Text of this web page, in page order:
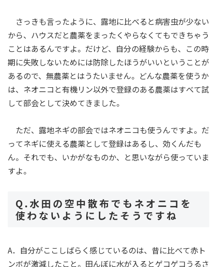
さっきも言ったように、露地に比べると病害虫が少ない
から、ハウスだと農薬をまったくやらなくてもできちゃう
ことはあるんですよ。だけど、自分の経験からも、この時
期に失敗しないためには防除したほうがいいということが
あるので、無農薬とはうたいません。どんな農薬を使うか
は、ネオニコと有機リン以外で登録のある農薬はすべて試
して部会として決めてきました。
ただ、露地ネギの部会ではネオニコも使うんですよ。だ
ってネギに使える農薬として登録はあるし、効くんだも
ん。それでも、いかがなものか、と思いながら使っていま
すよ。
Q.水田の空中散布でもネオニコを
使わないようにしたそうですね
A．自分がここしばらく感じているのは、昔に比べて赤ト
ンボが激減したこと。田んぼに水が入るとゲコゲコうるさ